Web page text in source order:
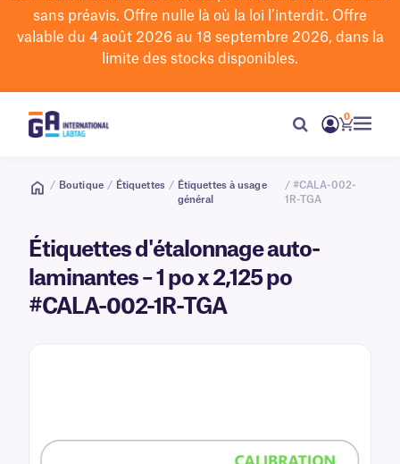
sans préavis. Offre nulle là où la loi l’interdit. Offre
valable du 4 août 2026 au 18 septembre 2026, dans la
limite des stocks disponibles.
0
/ Boutique / Étiquettes / Étiquettes à usage
général
/ #CALA-002-
1R-TGA
Étiquettes d'étalonnage auto-
laminantes – 1 po x 2,125 po
#CALA-002-1R-TGA